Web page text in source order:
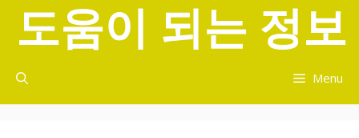
너
도움이 되는 정보
Menu